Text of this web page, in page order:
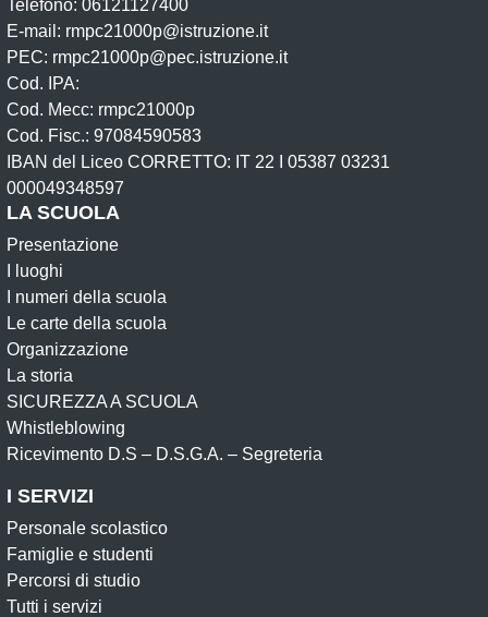
Telefono: 06121127400
E-mail: rmpc21000p@istruzione.it
PEC: rmpc21000p@pec.istruzione.it
Cod. IPA:
Cod. Mecc: rmpc21000p
Cod. Fisc.: 97084590583
IBAN del Liceo CORRETTO: IT 22 I 05387 03231
000049348597
LA SCUOLA
Presentazione
I luoghi
I numeri della scuola
Le carte della scuola
Organizzazione
La storia
SICUREZZA A SCUOLA
Whistleblowing
Ricevimento D.S – D.S.G.A. – Segreteria
I SERVIZI
Personale scolastico
Famiglie e studenti
Percorsi di studio
Tutti i servizi